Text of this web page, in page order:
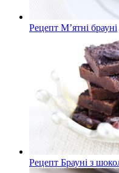
Рецепт М’ятні брауні
Рецепт Брауні з